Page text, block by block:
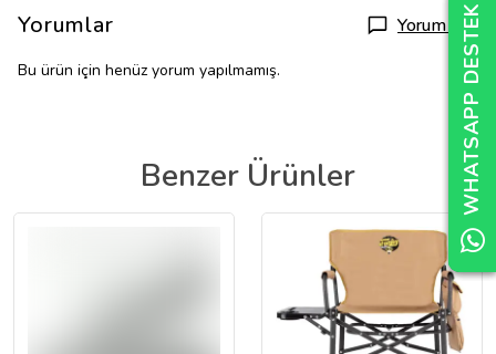
Yorumlar Yorum Yap
Bu ürün için henüz yorum yapılmamış.
Benzer Ürünler WHATSAPP DESTEK
WHATSAPP DESTEK
WHATSAPP DESTEK